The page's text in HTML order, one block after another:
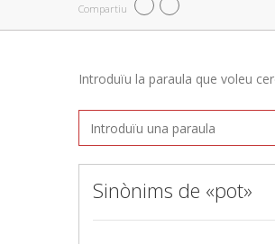
Compartiu
Introduïu la paraula que voleu
Sinònims de «pot»